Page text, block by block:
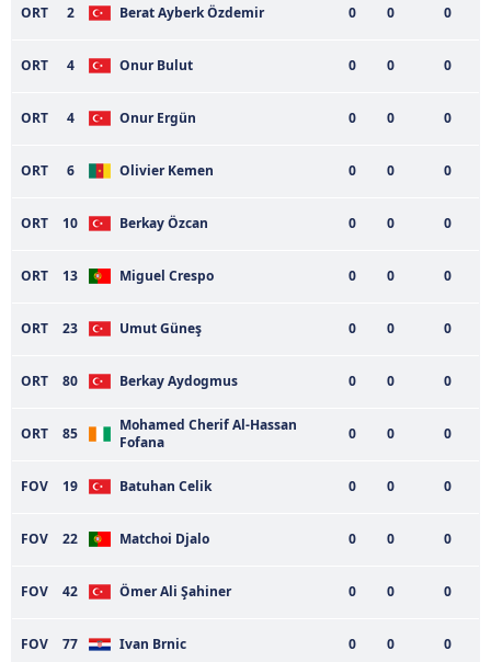
reklam/pazarlama faaliyetlerinin yapılması, amaçlarıyla
vasıtasıyla belirleyebilirsiniz. Çerezlere ilişkin detaylı bilgi
Metnimiziziyaret edebilirsiniz.
6698 sayılı Kişisel Verilerin Korunması Kanunu uyarınca
ilgili mevzuata uygun olarak kullanılan çerezlerle ilgili bilgi
ORT 2 Berat Ayberk Özdemir 0 0 0
ORT 4 Onur Bulut 0 0 0
ORT 4 Onur Ergün 0 0 0
ORT 6 Olivier Kemen 0 0 0
ORT 10 Berkay Özcan 0 0 0
ORT 13 Miguel Crespo 0 0 0
ORT 23 Umut Güneş 0 0 0
ORT 80 Berkay Aydogmus 0 0 0
ORT 85
Mohamed Cherif Al-Hassan
Fofana
0 0 0
FOV 19 Batuhan Celik 0 0 0
FOV 22 Matchoi Djalo 0 0 0
FOV 42 Ömer Ali Şahiner 0 0 0
FOV 77 Ivan Brnic 0 0 0